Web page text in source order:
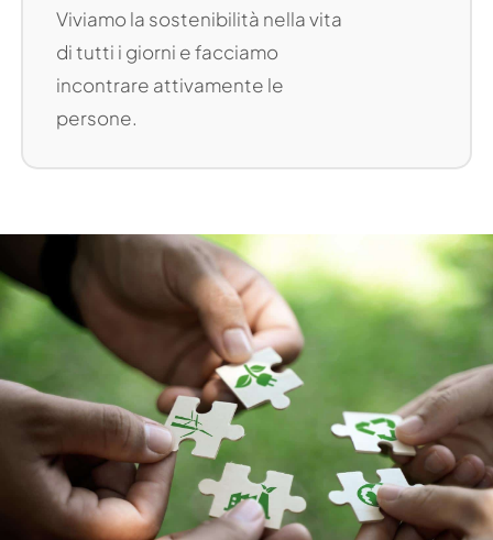
Viviamo la sostenibilità nella vita
di tutti i giorni e facciamo
incontrare attivamente le
persone.